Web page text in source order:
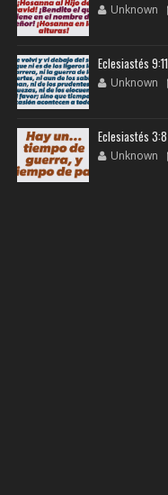
Unknown
Eclesiastés 9:11
Unknown
Eclesiastés 3:8
Unknown